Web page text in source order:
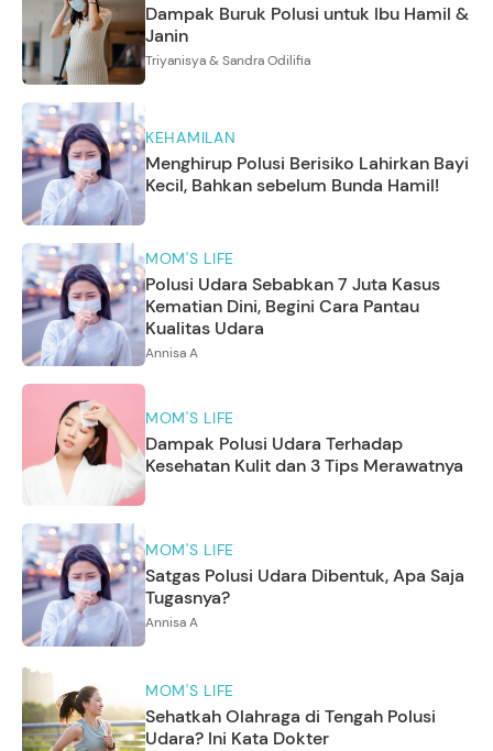
Dampak Buruk Polusi untuk Ibu Hamil &
Janin
Triyanisya & Sandra Odilifia
KEHAMILAN
Menghirup Polusi Berisiko Lahirkan Bayi
Kecil, Bahkan sebelum Bunda Hamil!
MOM'S LIFE
Polusi Udara Sebabkan 7 Juta Kasus
Kematian Dini, Begini Cara Pantau
Kualitas Udara
Annisa A
MOM'S LIFE
Dampak Polusi Udara Terhadap
Kesehatan Kulit dan 3 Tips Merawatnya
MOM'S LIFE
Satgas Polusi Udara Dibentuk, Apa Saja
Tugasnya?
Annisa A
MOM'S LIFE
Sehatkah Olahraga di Tengah Polusi
Udara? Ini Kata Dokter